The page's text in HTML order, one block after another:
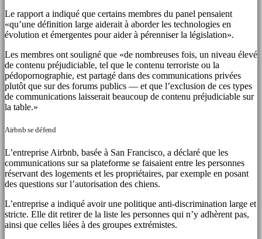
Le rapport a indiqué que certains membres du panel pensaient
«qu’une définition large aiderait à aborder les technologies en
évolution et émergentes pour aider à pérenniser la législation».
Les membres ont souligné que «de nombreuses fois, un niveau élevé
de contenu préjudiciable, tel que le contenu terroriste ou la
pédopornographie, est partagé dans des communications privées
plutôt que sur des forums publics — et que l’exclusion de ces types
de communications laisserait beaucoup de contenu préjudiciable sur
la table.»
Airbnb se défend
L’entreprise Airbnb, basée à San Francisco, a déclaré que les
communications sur sa plateforme se faisaient entre les personnes
réservant des logements et les propriétaires, par exemple en posant
des questions sur l’autorisation des chiens.
L’entreprise a indiqué avoir une politique anti-discrimination large et
stricte. Elle dit retirer de la liste les personnes qui n’y adhèrent pas,
ainsi que celles liées à des groupes extrémistes.